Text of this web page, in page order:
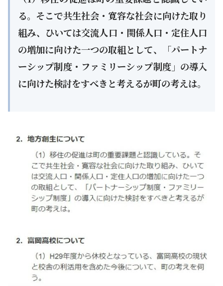
る。そこで共生社会・寛容な社会に向けた取り
組み、ひいては交流人口・関係人口・定住人口
の増加に向けた一つの取組として、「パートナ
ーシップ制度・ファミリーシップ制度」の導入
に向けた検討をすべきと考えるが町の考えは。